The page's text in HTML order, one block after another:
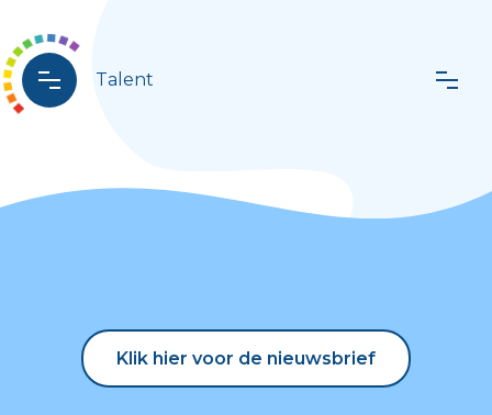
Talent
Klik hier voor de nieuwsbrief
Klik hier voor de nieuwsbrief